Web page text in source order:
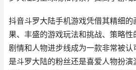
抖音斗罗大陆手机游戏凭借其精细
果、丰盛的游戏玩法和挑战、策略
剧情和人物进步线成为一款非常被
是斗罗大陆的粉丝还是喜爱人物扮